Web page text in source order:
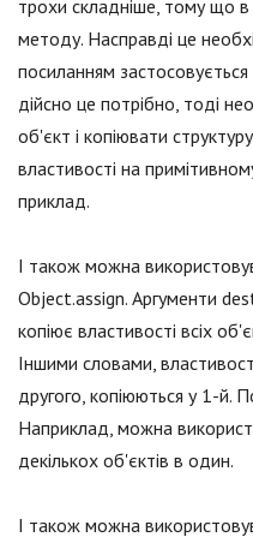
трохи складніше, тому що
методу. Насправді це
посиланням
дійсно це потрібно, тоді
об'єкт і копіювати
властивості на
приклад.
І також можна
Object.assign. Аргументи
копіює властивості всіх
Іншими словами,
другого, копіюються у 1-й.
Наприклад, можна
декількох об'єктів в один.
І також можна